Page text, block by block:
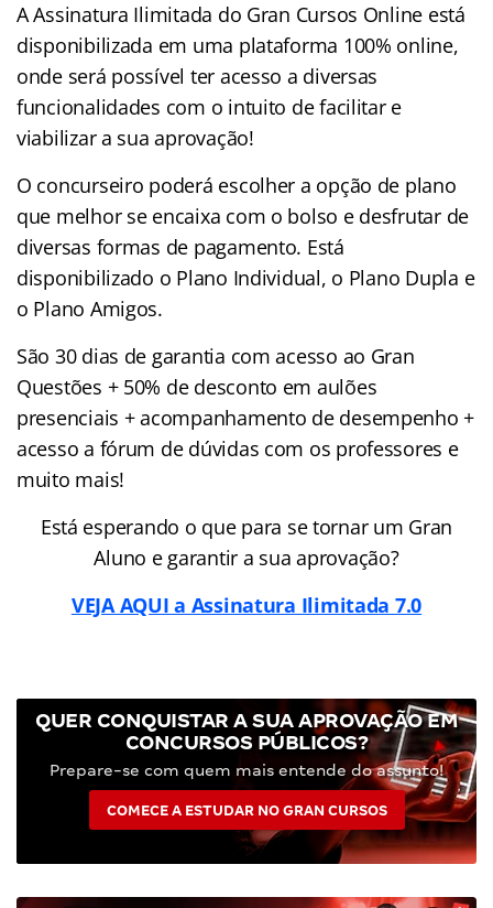
A Assinatura Ilimitada do Gran Cursos Online está
disponibilizada em uma plataforma 100% online,
onde será possível ter acesso a diversas
funcionalidades com o intuito de facilitar e
viabilizar a sua aprovação!
O concurseiro poderá escolher a opção de plano
que melhor se encaixa com o bolso e desfrutar de
diversas formas de pagamento. Está
disponibilizado o Plano Individual, o Plano Dupla e
o Plano Amigos.
São 30 dias de garantia com acesso ao Gran
Questões + 50% de desconto em aulões
presenciais + acompanhamento de desempenho +
acesso a fórum de dúvidas com os professores e
muito mais!
Está esperando o que para se tornar um Gran
Aluno e garantir a sua aprovação?
VEJA AQUI a Assinatura Ilimitada 7.0
QUER CONQUISTAR A SUA APROVAÇÃO EM
CONCURSOS PÚBLICOS?
Prepare-se com quem mais entende do assunto!
COMECE A ESTUDAR NO GRAN CURSOS